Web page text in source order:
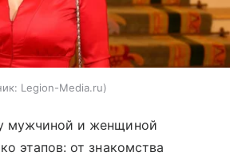
Legion-Media.ru
мужчиной и женщиной
этапов: от знакомства